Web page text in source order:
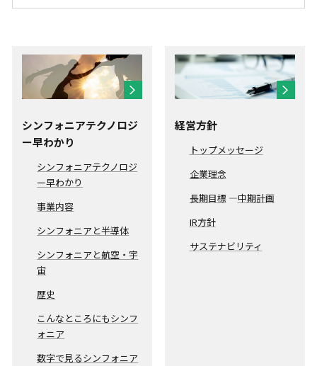
シンフォニアテクノロジ
ー早わかり
シンフォニアテクノロジ
ー早わかり
事業内容
シンフォニアと半導体
シンフォニアと航空・宇
宙
歴史
こんなところにもシンフ
ォニア
数字で見るシンフォニア
経営方針
トップメッセージ
企業理念
長期目標―中期計画
IR方針
サステナビリティ